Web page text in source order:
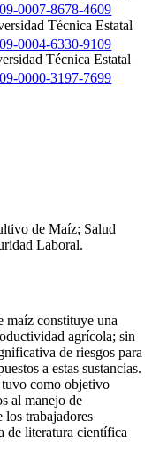
0007-8678-4609
Técnica Estatal
0004-6330-9109
Técnica Estatal
0000-3197-7699
de Maíz; Salud
Laboral.
maíz constituye una
agrícola; sin
de riesgos para
a estas sustancias.
tuvo como objetivo
al manejo de
trabajadores
de literatura científica